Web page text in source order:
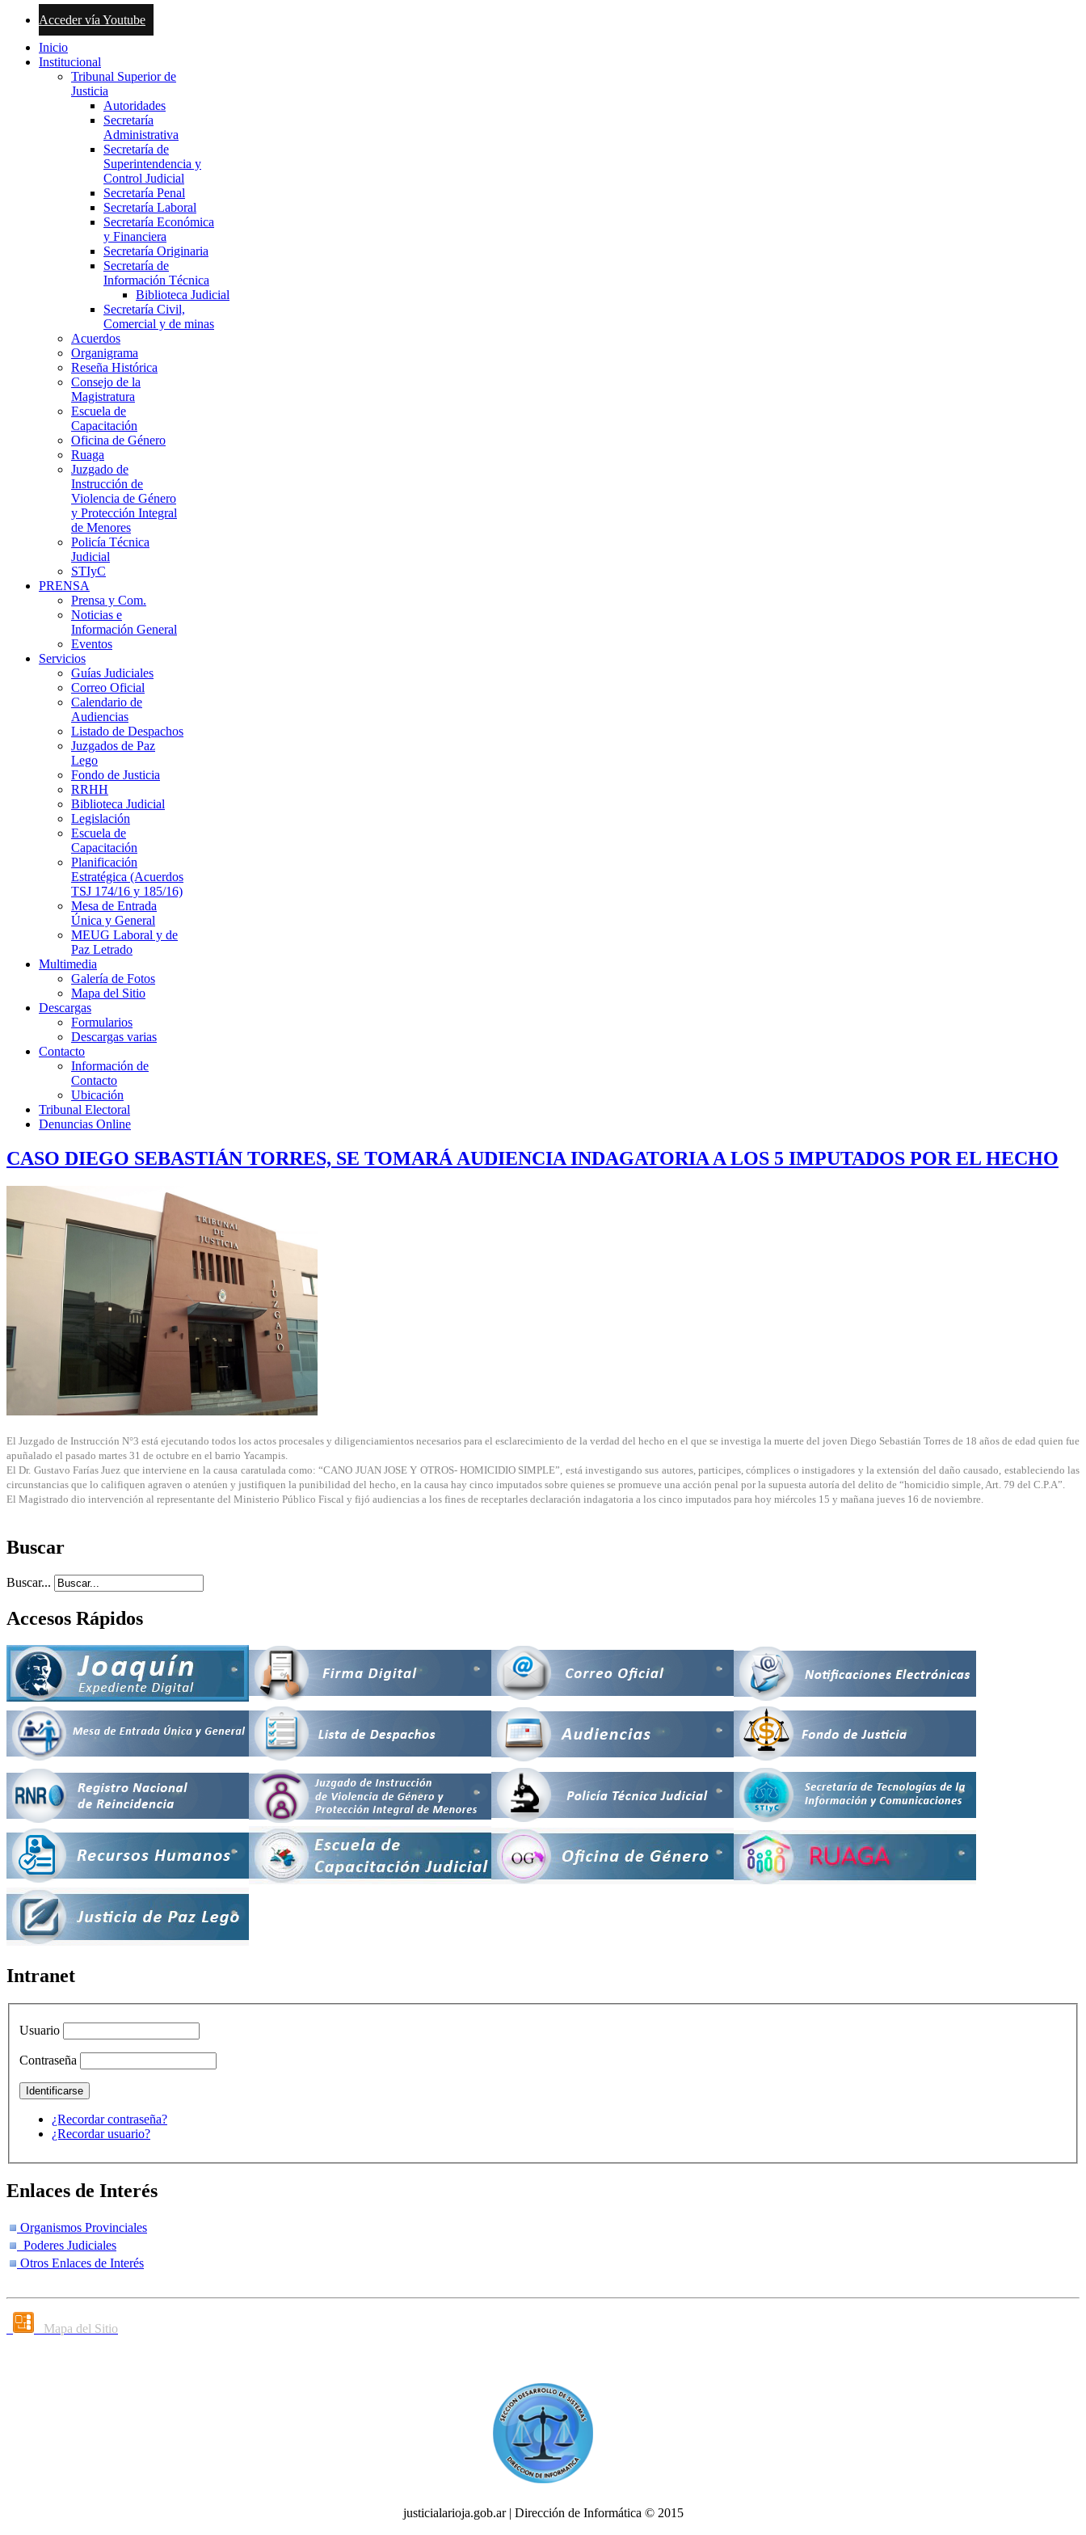
Acceder vía Youtube
Inicio
Institucional
Tribunal Superior de
Justicia
Autoridades
Secretaría
Administrativa
Secretaría de
Superintendencia y
Control Judicial
Secretaría Penal
Secretaría Laboral
Secretaría Económica
y Financiera
Secretaría Originaria
Secretaría de
Información Técnica
Biblioteca Judicial
Secretaría Civil,
Comercial y de minas
Acuerdos
Organigrama
Reseña Histórica
Consejo de la
Magistratura
Escuela de
Capacitación
Oficina de Género
Ruaga
Juzgado de
Instrucción de
Violencia de Género
y Protección Integral
de Menores
Policía Técnica
Judicial
STIyC
PRENSA
Prensa y Com.
Noticias e
Información General
Eventos
Servicios
Guías Judiciales
Correo Oficial
Calendario de
Audiencias
Listado de Despachos
Juzgados de Paz
Lego
Fondo de Justicia
RRHH
Biblioteca Judicial
Legislación
Escuela de
Capacitación
Planificación
Estratégica (Acuerdos
TSJ 174/16 y 185/16)
Mesa de Entrada
Única y General
MEUG Laboral y de
Paz Letrado
Multimedia
Galería de Fotos
Mapa del Sitio
Descargas
Formularios
Descargas varias
Contacto
Información de
Contacto
Ubicación
Tribunal Electoral
Denuncias Online
CASO DIEGO SEBASTIÁN TORRES, SE TOMARÁ AUDIENCIA INDAGATORIA A LOS 5 IMPUTADOS POR EL HECHO
El Juzgado de Instrucción N°3 está ejecutando todos los actos procesales y diligenciamientos necesarios para el esclarecimiento de la verdad del hecho en el que se investiga la muerte del joven Diego Sebastián Torres de 18 años de edad quien fue
apuñalado el pasado martes 31 de octubre en el barrio Yacampis.
El Dr. Gustavo Farías Juez que interviene en la causa caratulada como: “CANO JUAN JOSE Y OTROS- HOMICIDIO SIMPLE”, está investigando sus autores, participes, cómplices o instigadores y la extensión del daño causado, estableciendo las
circunstancias que lo califiquen agraven o atenúen y justifiquen la punibilidad del hecho, en la causa hay cinco imputados sobre quienes se promueve una acción penal por la supuesta autoría del delito de “homicidio simple, Art. 79 del C.P.A”.
El Magistrado dio intervención al representante del Ministerio Público Fiscal y fijó audiencias a los fines de receptarles declaración indagatoria a los cinco imputados para hoy miércoles 15 y mañana jueves 16 de noviembre.
Buscar
Buscar...
Accesos Rápidos
Intranet
Usuario
Contraseña
¿Recordar contraseña?
¿Recordar usuario?
Enlaces de Interés
Organismos Provinciales
Poderes Judiciales
Otros Enlaces de Interés
Mapa del Sitio
justicialarioja.gob.ar | Dirección de Informática © 2015